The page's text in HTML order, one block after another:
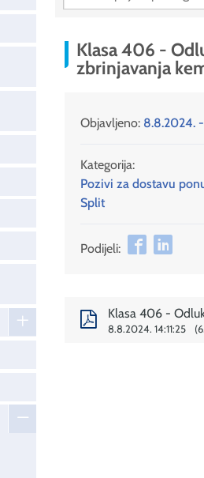
Klasa 406 -
zbrinjavanja
Objavljeno: 8.8.2024.
Kategorija:
Pozivi za dostavu
Split
Podijeli:
Klasa 406 -
8.8.2024. 14:11:25